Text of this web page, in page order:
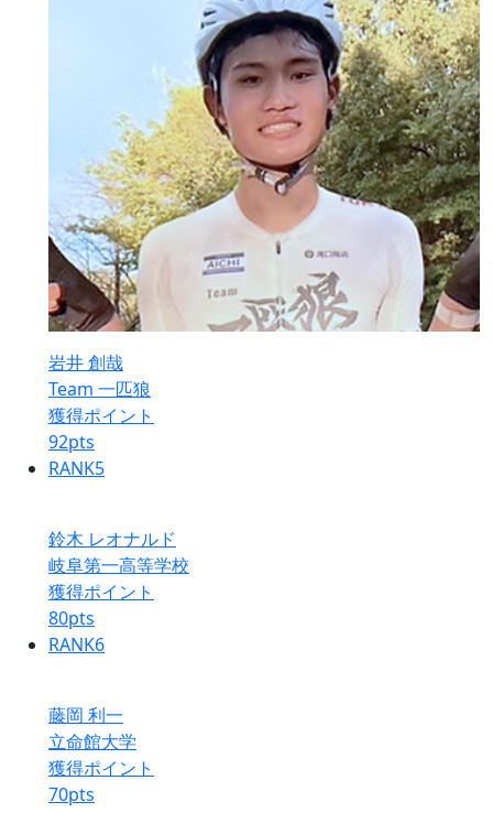
岩井 創哉
Team 一匹狼
獲得ポイント
92pts
RANK5
鈴木 レオナルド
岐阜第一高等学校
獲得ポイント
80pts
RANK6
藤岡 利一
立命館大学
獲得ポイント
70pts